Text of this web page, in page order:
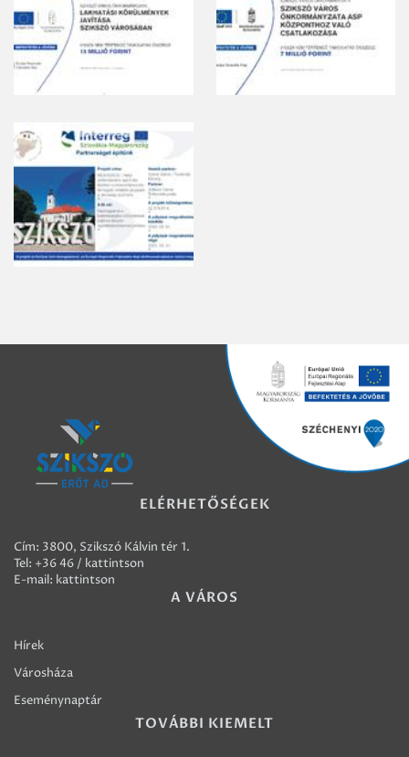
ELÉRHETŐSÉGEK
Cím: 3800, Szikszó Kálvin tér 1.
Tel: +36 46 / kattintson
E-mail: kattintson
A VÁROS
Hírek
Városháza
Eseménynaptár
TOVÁBBI KIEMELT